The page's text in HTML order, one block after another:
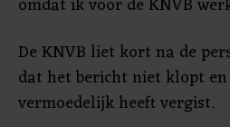
De KNVB liet kort na de
dat het bericht niet klopt
vermoedelijk heeft vergist.